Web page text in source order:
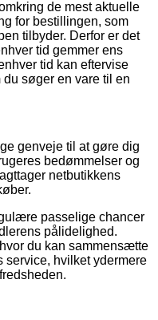
de mest aktuelle
for bestillingen, som
tilbyder. Derfor er det
tid gemmer ens
tid kan eftervise
søger en vare til en
genveje til at gøre dig
bedømmelser og
netbutikkens
passelige chancer
pålidelighed.
du kan sammensætte
service, hvilket ydermere